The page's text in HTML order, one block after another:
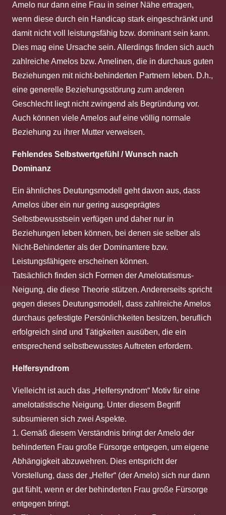
Amelo nur dann eine Frau in seiner Nähe ertragen,
wenn diese durch ein Handicap stark eingeschränkt und
damit nicht voll leistungsfähig bzw. dominant sein kann.
Dies mag eine Ursache sein. Allerdings finden sich auch
zahlreiche Amelos bzw. Amelinen, die in durchaus guten
Beziehungen mit nicht-behinderten Partnern leben. D.h.,
eine generelle Beziehungsstörung zum anderen
Geschlecht liegt nicht zwingend als Begründung vor.
Auch können viele Amelos auf eine völlig normale
Beziehung zu ihrer Mutter verweisen.
Fehlendes Selbstwertgefühl / Wunsch nach
Dominanz
Ein ähnliches Deutungsmodell geht davon aus, dass
Amelos über ein nur gering ausgeprägtes
Selbstbewusstsein verfügen und daher nur in
Beziehungen leben können, bei denen sie selber als
Nicht-Behinderter als der Dominantere bzw.
Leistungsfähigere erscheinen können.
Tatsächlich finden sich Formen der Amelotatismus-
Neigung, die diese Theorie stützen. Andererseits spricht
gegen dieses Deutungsmodell, dass zahlreiche Amelos
durchaus gefestigte Persönlichkeiten besitzen, beruflich
erfolgreich sind und Tätigkeiten ausüben, die ein
entsprechend selbstbewusstes Auftreten erfordern.
Helfersyndrom
Vielleicht ist auch das „Helfersyndrom“ Motiv für eine
amelotatistische Neigung. Unter diesem Begriff
subsumieren sich zwei Aspekte.
1. Gemäß diesem Verständnis bringt der Amelo der
behinderten Frau große Fürsorge entgegen, um eigene
Abhängigkeit abzuwehren. Dies entspricht der
Vorstellung, dass der „Helfer“ (der Amelo) sich nur dann
gut fühlt, wenn er der behinderten Frau große Fürsorge
entgegen bringt.